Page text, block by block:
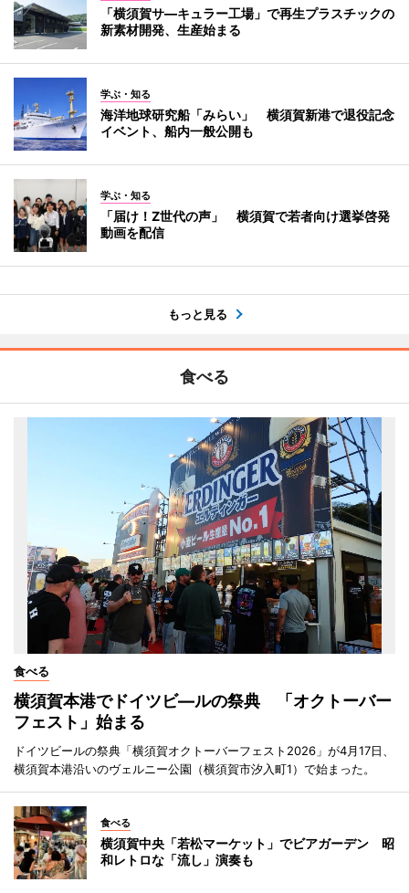
「横須賀サ―キュラー工場」で再生プラスチックの
新素材開発、生産始まる
学ぶ・知る
海洋地球研究船「みらい」 横須賀新港で退役記念
イベント、船内一般公開も
学ぶ・知る
「届け！Z世代の声」 横須賀で若者向け選挙啓発
動画を配信
もっと見る
食べる
食べる
横須賀本港でドイツビ―ルの祭典 「オクトーバー
フェスト」始まる
ドイツビールの祭典「横須賀オクトーバーフェスト2026」が4月17日、
横須賀本港沿いのヴェルニー公園（横須賀市汐入町1）で始まった。
食べる
横須賀中央「若松マーケット」でビアガーデン 昭
和レトロな「流し」演奏も